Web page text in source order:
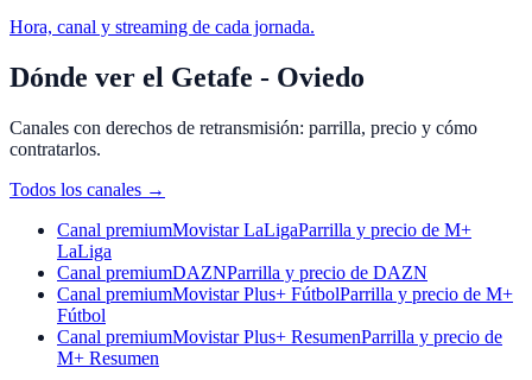
Hora, canal y streaming de cada jornada.
Dónde ver el Getafe - Oviedo
Canales con derechos de retransmisión: parrilla, precio y cómo
contratarlos.
Todos los canales →
Canal premiumMovistar LaLigaParrilla y precio de M+
LaLiga
Canal premiumDAZNParrilla y precio de DAZN
Canal premiumMovistar Plus+ FútbolParrilla y precio de M+
Fútbol
Canal premiumMovistar Plus+ ResumenParrilla y precio de
M+ Resumen